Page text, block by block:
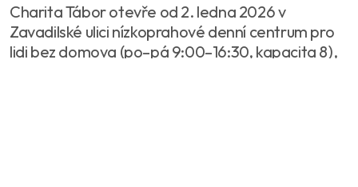
Charita Tábor otevře od 2. ledna 2026 v
Zavadilské ulici nízkoprahové denní centrum pro
lidi bez domova (po–pá 9:00–16:30, kapacita 8),